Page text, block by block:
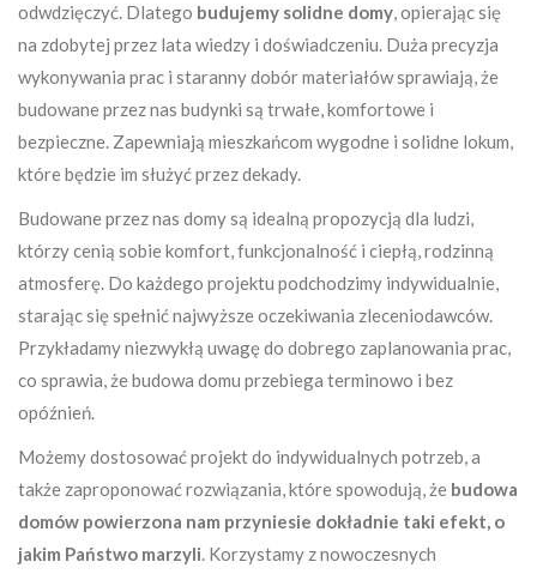
odwdzięczyć. Dlatego budujemy solidne domy, opierając się
na zdobytej przez lata wiedzy i doświadczeniu. Duża precyzja
wykonywania prac i staranny dobór materiałów sprawiają, że
budowane przez nas budynki są trwałe, komfortowe i
bezpieczne. Zapewniają mieszkańcom wygodne i solidne lokum,
które będzie im służyć przez dekady.
Budowane przez nas domy są idealną propozycją dla ludzi,
którzy cenią sobie komfort, funkcjonalność i ciepłą, rodzinną
atmosferę. Do każdego projektu podchodzimy indywidualnie,
starając się spełnić najwyższe oczekiwania zleceniodawców.
Przykładamy niezwykłą uwagę do dobrego zaplanowania prac,
co sprawia, że budowa domu przebiega terminowo i bez
opóźnień.
Możemy dostosować projekt do indywidualnych potrzeb, a
także zaproponować rozwiązania, które spowodują, że budowa
domów powierzona nam przyniesie dokładnie taki efekt, o
jakim Państwo marzyli. Korzystamy z nowoczesnych